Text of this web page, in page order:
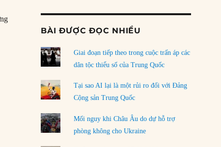
Einstein”
03/08/2026
Đặt cược vào thất bại: Các quỹ đầu tư mạo
rủi ro
02/08/2026
Làm thế nào để kết thúc Chiến tranh Iran?
01/08/2026
Chiến lược kế tiếp của Bắc Kinh ở Biển Đông
31/07/2026
Trật tự thế giới mới: Các nước nhỏ sẽ luôn
BÀI ĐƯỢC ĐỌC NHIỀU
Giai đoạn tiếp theo trong cuộc trấn áp các
dân tộc thiểu số của Trung Quốc
Tại sao AI lại là một rủi ro đối với Đảng
Cộng sản Trung Quốc
Mối nguy khi Châu Âu do dự hỗ trợ
phòng không cho Ukraine